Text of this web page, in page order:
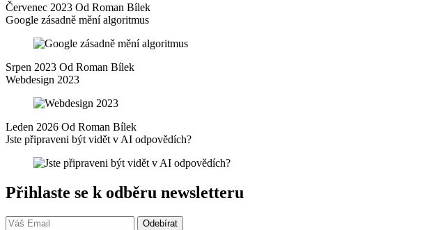
Červenec 2023 Od Roman Bílek
Google zásadně mění algoritmus
Srpen 2023 Od Roman Bílek
Webdesign 2023
Leden 2026 Od Roman Bílek
Jste připraveni být vidět v AI odpovědích?
Přihlaste se k odběru newsletteru